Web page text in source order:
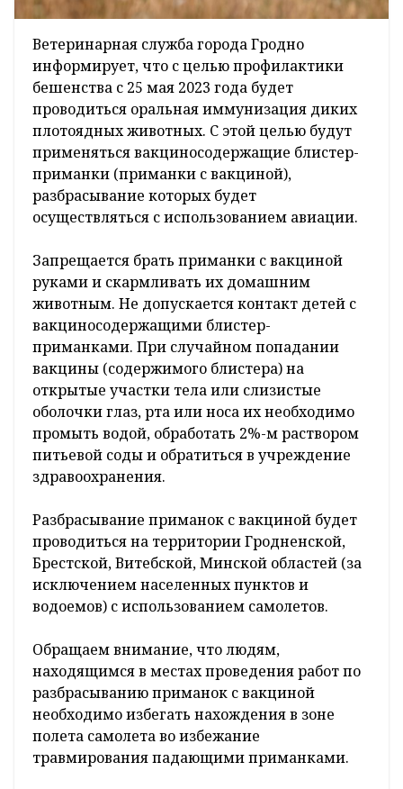
Ветеринарная служба города Гродно
информирует, что с целью профилактики
бешенства с 25 мая 2023 года будет
проводиться оральная иммунизация диких
плотоядных животных. С этой целью будут
применяться вакциносодержащие блистер-
приманки (приманки с вакциной),
разбрасывание которых будет
осуществляться с использованием авиации.
Запрещается брать приманки с вакциной
руками и скармливать их домашним
животным. Не допускается контакт детей с
вакциносодержащими блистер-
приманками. При случайном попадании
вакцины (содержимого блистера) на
открытые участки тела или слизистые
оболочки глаз, рта или носа их необходимо
промыть водой, обработать 2%-м раствором
питьевой соды и обратиться в учреждение
здравоохранения.
Разбрасывание приманок с вакциной будет
проводиться на территории Гродненской,
Брестской, Витебской, Минской областей (за
исключением населенных пунктов и
водоемов) с использованием самолетов.
Обращаем внимание, что людям,
находящимся в местах проведения работ по
разбрасыванию приманок с вакциной
необходимо избегать нахождения в зоне
полета самолета во избежание
травмирования падающими приманками.